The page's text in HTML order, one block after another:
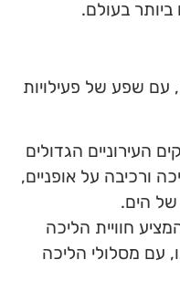
בעולם.
עם שפע של פעילויות
העירוניים הגדולים
ורכיבה על אופניים,
של הים.
חוויית הליכה
עם מסלולי הליכה